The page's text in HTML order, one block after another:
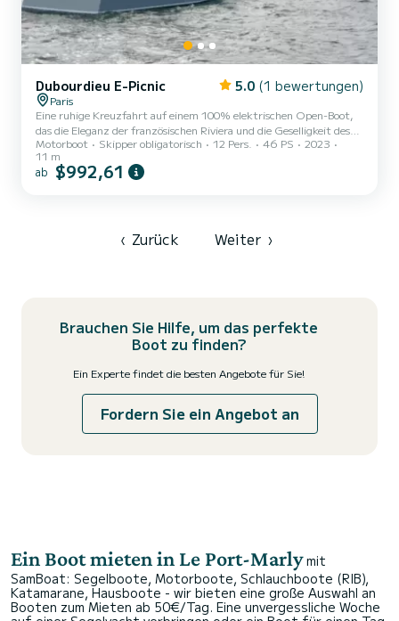
Dubourdieu E-Picnic 5.0 (1 bewertungen)
Paris
Eine ruhige Kreuzfahrt auf einem 100% elektrischen Open-Boot,
das die Eleganz der französischen Riviera und die Geselligkeit des
Bassin d'Arcachon vereint? Schiff ahoi für 1,5 Stunden ruhige
Kreuzfahrt ab der Brücke Alexandre III. Zögern Sie nicht, uns Ihre
Wünsche für diese außergewöhnliche Kreuzfahrt mitzuteilen. ---
Motorboot Skipper obligatorisch 12 Pers. 46 PS
2023
11 m
ab $992,61
‹ Zurück Weiter ›
Brauchen Sie Hilfe, um das perfekte
Boot zu finden?
Ein Experte findet die besten Angebote für Sie!
Fordern Sie ein Angebot an
Ein Boot mieten in Le Port-Marly mit
SamBoat: Segelboote, Motorboote, Schlauchboote (RIB),
Katamarane, Hausboote - wir bieten eine große Auswahl an
Booten zum Mieten ab 50€/Tag. Eine unvergessliche Woche